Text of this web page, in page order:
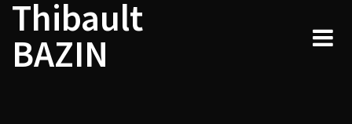
Skip
content
Thibault
BAZIN